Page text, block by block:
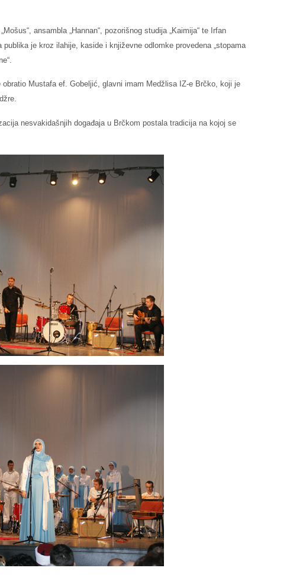
ansambla „Hannan“, pozorišnog studija „Kaimija“ te Irfan
je kroz ilahije, kaside i književne odlomke provedena „stopama
obratio Mustafa ef. Gobeljić, glavni imam Medžlisa IZ-e Brčko, koji je
nesvakidašnjih događaja u Brčkom postala tradicija na kojoj se